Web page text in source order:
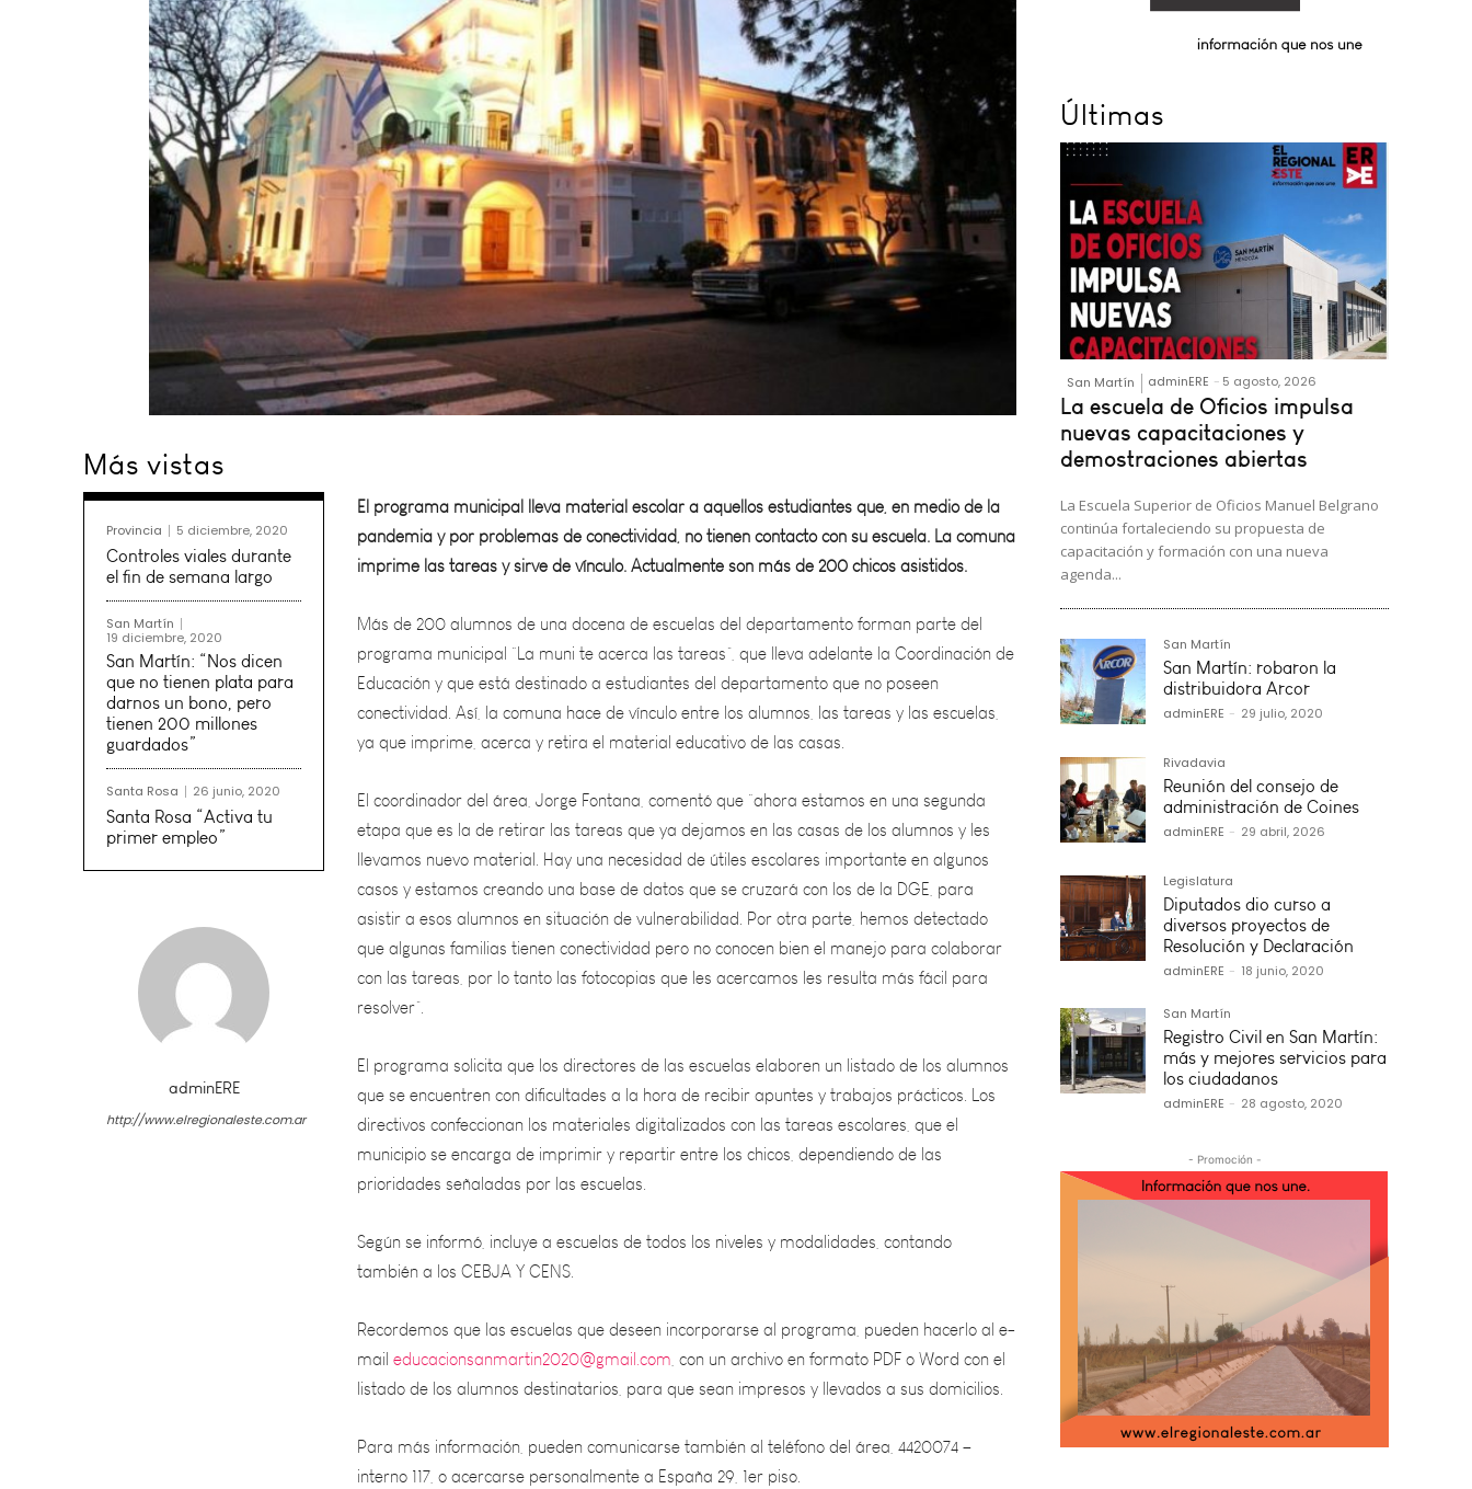
Más vistas
Provincia 5 diciembre, 2020
Controles viales durante
el fin de semana largo
San Martín
19 diciembre, 2020
San Martín: “Nos dicen
que no tienen plata para
darnos un bono, pero
tienen 200 millones
guardados”
Santa Rosa 26 junio, 2020
Santa Rosa “Activa tu
primer empleo”
adminERE
http://www.elregionaleste.com.ar
pandemia y por problemas de conectividad, no tienen contacto con su escuela. La comuna
imprime las tareas y sirve de vínculo. Actualmente son más de 200 chicos asistidos.
Más de 200 alumnos de una docena de escuelas del departamento forman parte del
programa municipal “La muni te acerca las tareas”, que lleva adelante la Coordinación de
Educación y que está destinado a estudiantes del departamento que no poseen
conectividad. Así, la comuna hace de vínculo entre los alumnos, las tareas y las escuelas,
ya que imprime, acerca y retira el material educativo de las casas.
El coordinador del área, Jorge Fontana, comentó que “ahora estamos en una segunda
etapa que es la de retirar las tareas que ya dejamos en las casas de los alumnos y les
llevamos nuevo material. Hay una necesidad de útiles escolares importante en algunos
casos y estamos creando una base de datos que se cruzará con los de la DGE, para
asistir a esos alumnos en situación de vulnerabilidad. Por otra parte, hemos detectado
que algunas familias tienen conectividad pero no conocen bien el manejo para colaborar
con las tareas, por lo tanto las fotocopias que les acercamos les resulta más fácil para
resolver”.
El programa solicita que los directores de las escuelas elaboren un listado de los alumnos
que se encuentren con dificultades a la hora de recibir apuntes y trabajos prácticos. Los
directivos confeccionan los materiales digitalizados con las tareas escolares, que el
municipio se encarga de imprimir y repartir entre los chicos, dependiendo de las
prioridades señaladas por las escuelas.
Según se informó, incluye a escuelas de todos los niveles y modalidades, contando
también a los CEBJA Y CENS.
Recordemos que las escuelas que deseen incorporarse al programa, pueden hacerlo al e-
maileducacionsanmartin2020@gmail.com, con un archivo en formato PDF o Word con el
listado de los alumnos destinatarios, para que sean impresos y llevados a sus domicilios.
Para más información, pueden comunicarse también al teléfono del área, 4420074 –
interno 117, o acercarse personalmente a España 29, 1er piso.
Últimas
San Martín adminERE - 5 agosto, 2026
La escuela de Oficios impulsa
nuevas capacitaciones y
demostraciones abiertas
La Escuela Superior de Oficios Manuel Belgrano
continúa fortaleciendo su propuesta de
capacitación y formación con una nueva
agenda...
San Martín
San Martín: robaron la
distribuidora Arcor
adminERE - 29 julio, 2020
Rivadavia
Reunión del consejo de
administración de Coines
adminERE - 29 abril, 2026
Legislatura
Diputados dio curso a
diversos proyectos de
Resolución y Declaración
adminERE - 18 junio, 2020
San Martín
Registro Civil en San Martín:
más y mejores servicios para
los ciudadanos
adminERE - 28 agosto, 2020
- Promoción -